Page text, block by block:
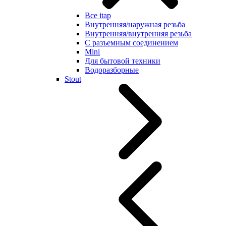
Все itap
Внутренняя/наружная резьба
Внутренняя/внутренняя резьба
С разъемным соединением
Mini
Для бытовой техники
Водоразборные
Stout